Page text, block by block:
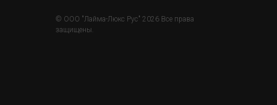
© ООО "Лайма-Люкс Рус" 2026 Все права
защищены.